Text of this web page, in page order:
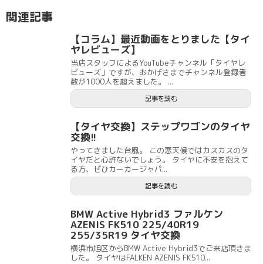
関連記事
【コラム】最近動画をとりました【タイ
ヤレビューズ】
当店スタッフによるYouTubeチャンネル「タイヤレ
ビューズ」ですが、おかげさまでチャンネル登録者
数が1000人を超えました。 ...
記事を読む
【タイヤ交換】ステップワゴンのタイヤ
交換!!
やってきました台風。 この悪天候ではカスカスのタ
イヤだと心許ないでしょう。 タイヤに不安を抱えて
る方、ぜひカーカージャパ...
記事を読む
BMW Active Hybrid3 ファルケン
AZENIS FK510 225/40R19
255/35R19 タイヤ交換
横浜市旭区からBMW Active Hybrid3でご来店頂きま
した。 タイヤはFALKEN AZENIS FK510...